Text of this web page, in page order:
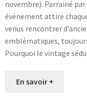
novembre). Parrainé
événement attire
venus rencontrer
emblématiques,
Pourquoi le vintage
En savoir +